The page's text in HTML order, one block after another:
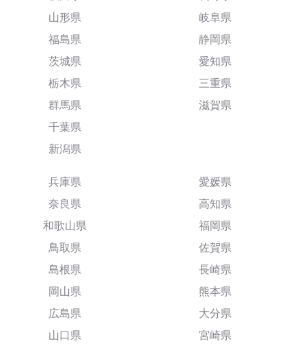
山形県
福島県
茨城県
栃木県
群馬県
千葉県
新潟県
岐阜県
静岡県
愛知県
三重県
滋賀県
兵庫県
奈良県
和歌山県
鳥取県
島根県
岡山県
広島県
山口県
愛媛県
高知県
福岡県
佐賀県
長崎県
熊本県
大分県
宮崎県